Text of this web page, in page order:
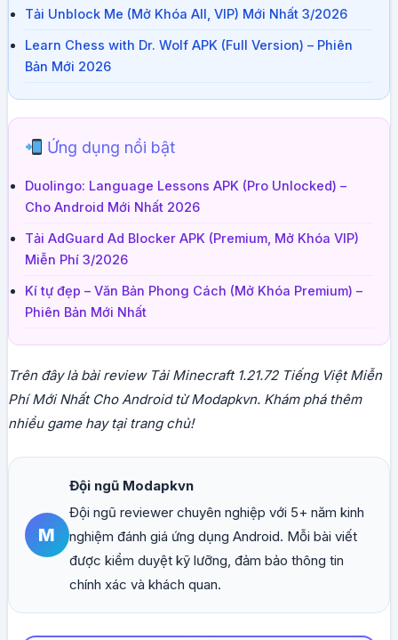
Tải Unblock Me (Mở Khóa All, VIP) Mới Nhất 3/2026
Learn Chess with Dr. Wolf APK (Full Version) – Phiên
Bản Mới 2026
Ứng dụng nổi bật
Duolingo: Language Lessons APK (Pro Unlocked) –
Cho Android Mới Nhất 2026
Tải AdGuard Ad Blocker APK (Premium, Mở Khóa VIP)
Miễn Phí 3/2026
Kí tự đẹp – Văn Bản Phong Cách (Mở Khóa Premium) –
Phiên Bản Mới Nhất
Trên đây là bài review Tải Minecraft 1.21.72 Tiếng Việt Miễn
Phí Mới Nhất Cho Android từ Modapkvn. Khám phá thêm
nhiều game hay tại trang chủ!
M
Đội ngũ Modapkvn
Đội ngũ reviewer chuyên nghiệp với 5+ năm kinh
nghiệm đánh giá ứng dụng Android. Mỗi bài viết
được kiểm duyệt kỹ lưỡng, đảm bảo thông tin
chính xác và khách quan.